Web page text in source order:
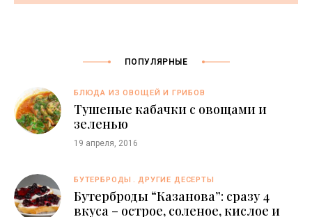
ПОПУЛЯРНЫЕ
БЛЮДА ИЗ ОВОЩЕЙ И ГРИБОВ
Тушеные кабачки с овощами и
зеленью
19 апреля, 2016
БУТЕРБРОДЫ ДРУГИЕ ДЕСЕРТЫ
Бутерброды “Казaнова”: сразу 4
вкуса – острое, соленое, кислое и